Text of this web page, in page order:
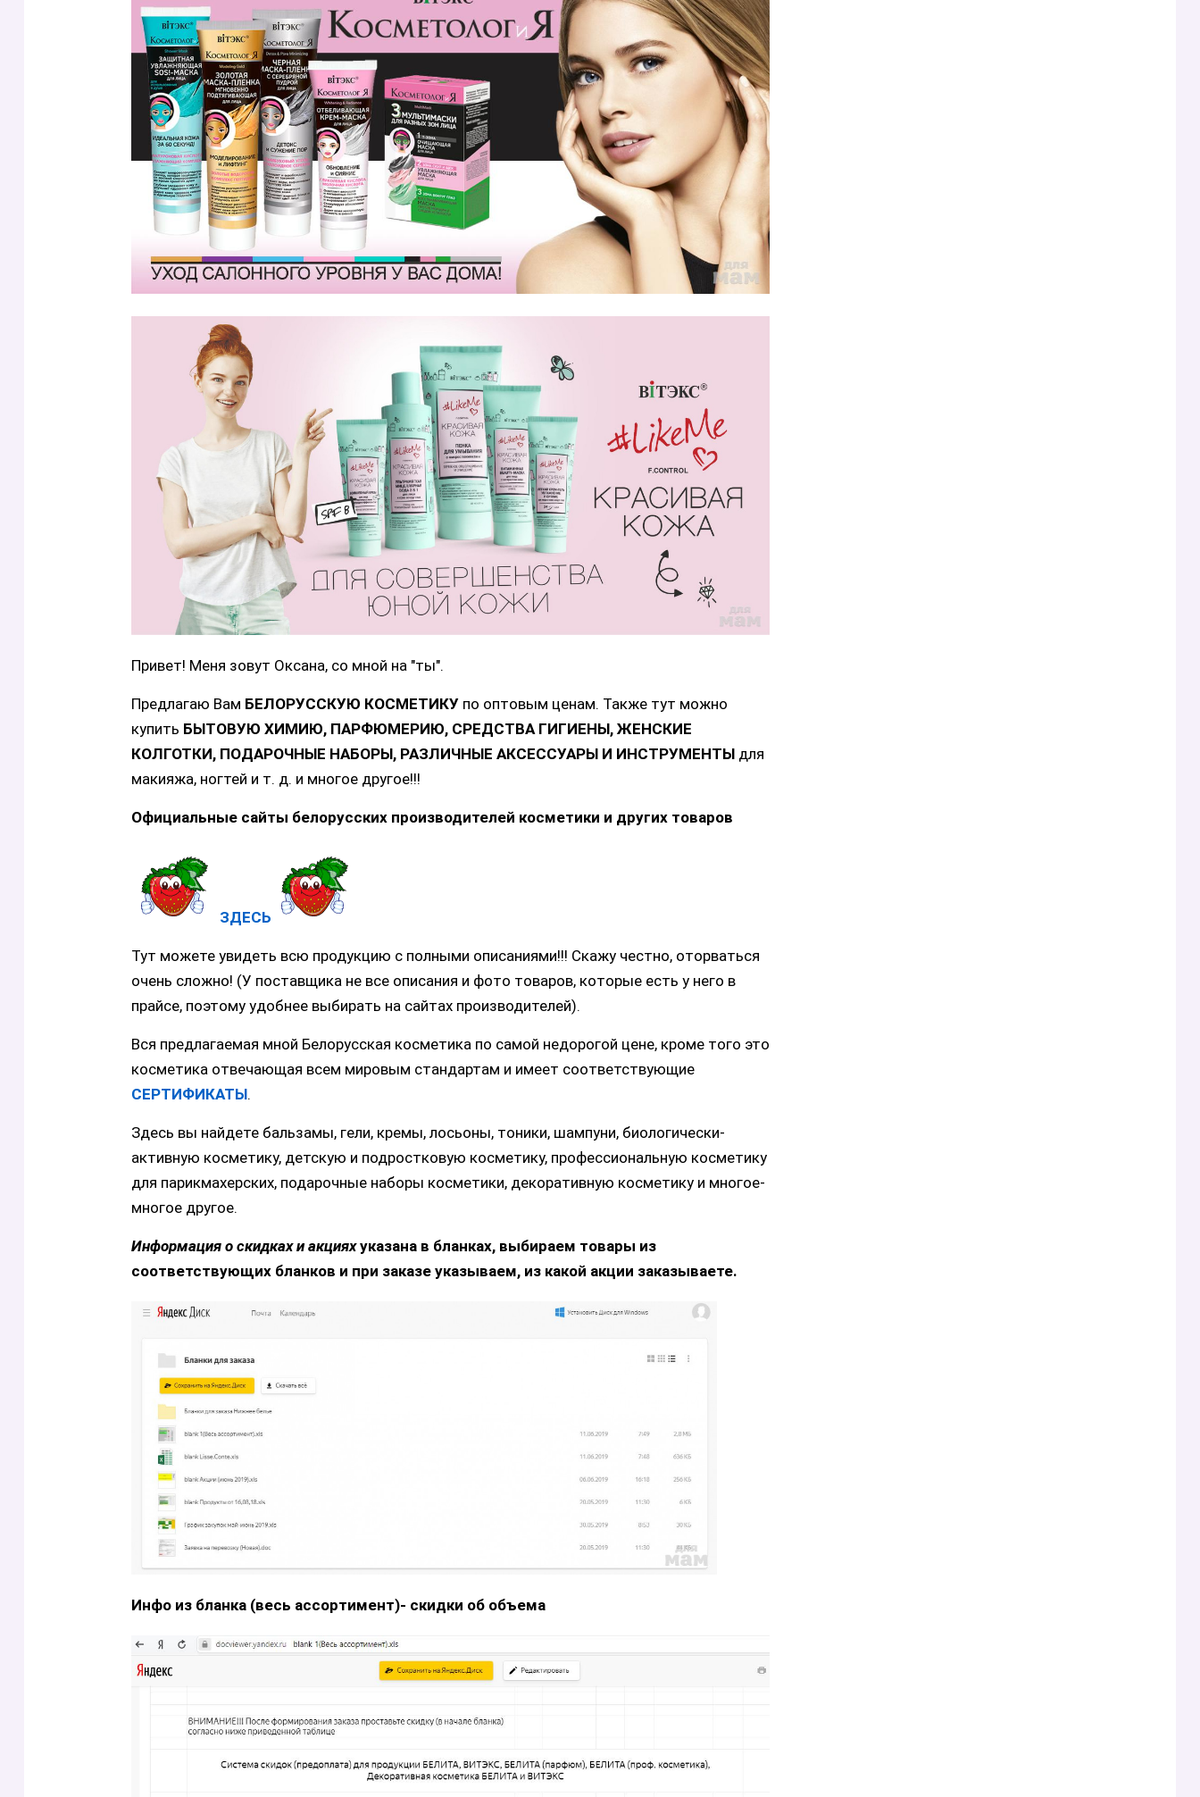
Привет! Меня зовут Оксана, со мной на "ты".
Предлагаю Вам БЕЛОРУССКУЮ КОСМЕТИКУ по оптовым ценам. Также тут можно
купить БЫТОВУЮ ХИМИЮ, ПАРФЮМЕРИЮ, СРЕДСТВА ГИГИЕНЫ, ЖЕНСКИЕ
КОЛГОТКИ, ПОДАРОЧНЫЕ НАБОРЫ, РАЗЛИЧНЫЕ АКСЕССУАРЫ И ИНСТРУМЕНТЫ для
макияжа, ногтей и т. д. и многое другое!!!
Официальные сайты белорусских производителей косметики и других товаров
ЗДЕСЬ
Тут можете увидеть всю продукцию с полными описаниями!!! Скажу честно, оторваться
очень сложно! (У поставщика не все описания и фото товаров, которые есть у него в
прайсе, поэтому удобнее выбирать на сайтах производителей).
Вся предлагаемая мной Белорусская косметика по самой недорогой цене, кроме того это
косметика отвечающая всем мировым стандартам и имеет соответствующие
СЕРТИФИКАТЫ.
Здесь вы найдете бальзамы, гели, кремы, лосьоны, тоники, шампуни, биологически-
активную косметику, детскую и подростковую косметику, профессиональную косметику
для парикмахерских, подарочные наборы косметики, декоративную косметику и многое-
многое другое.
Информация о скидках и акцияхуказана в бланках, выбираем товары из
соответствующих бланков и при заказе указываем, из какой акции заказываете.
Инфо из бланка (весь ассортимент)- скидки об объема